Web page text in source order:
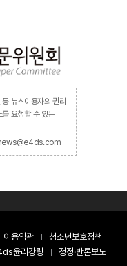
뉴스이용자의 권리
요청할 수 있는
이용약관
청소년보호정책
윤리강령
정정·반론보도